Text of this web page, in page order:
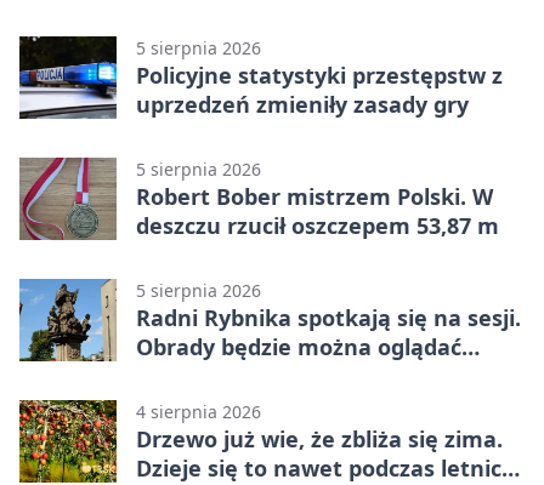
5 sierpnia 2026
Policyjne statystyki przestępstw z
uprzedzeń zmieniły zasady gry
5 sierpnia 2026
Robert Bober mistrzem Polski. W
deszczu rzucił oszczepem 53,87 m
5 sierpnia 2026
Radni Rybnika spotkają się na sesji.
Obrady będzie można oglądać
4 sierpnia 2026
Drzewo już wie, że zbliża się zima.
Dzieje się to nawet podczas letnich